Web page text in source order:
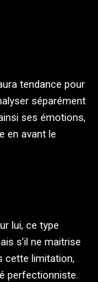
tendance pour
séparément
ses émotions,
en avant le
lui, ce type
s’il ne maitrise
cette limitation,
perfectionniste.